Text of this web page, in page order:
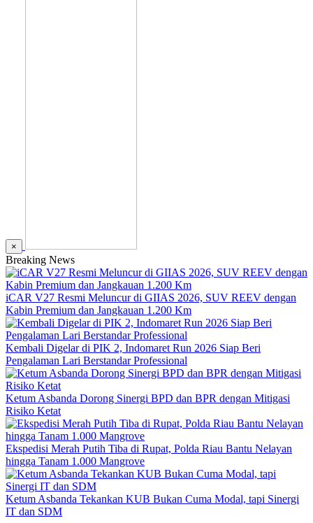
×
Breaking News
iCAR V27 Resmi Meluncur di GIIAS 2026, SUV REEV dengan
Kabin Premium dan Jangkauan 1.200 Km
Kembali Digelar di PIK 2, Indomaret Run 2026 Siap Beri
Pengalaman Lari Berstandar Professional
Ketum Asbanda Dorong Sinergi BPD dan BPR dengan Mitigasi
Risiko Ketat
Ekspedisi Merah Putih Tiba di Rupat, Polda Riau Bantu Nelayan
hingga Tanam 1.000 Mangrove
Ketum Asbanda Tekankan KUB Bukan Cuma Modal, tapi Sinergi
IT dan SDM